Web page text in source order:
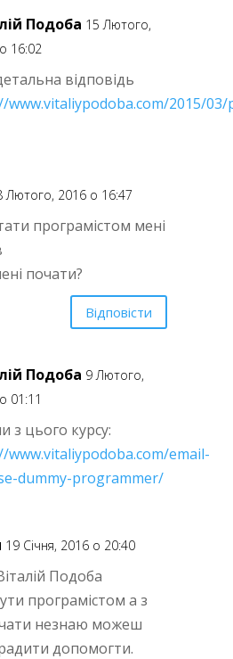
Подоба 15 Лютого,
16:02
відповідь
www.vitaliypodoba.com/2015/
Лютого, 2016 о 16:47
програмістом мені
почати?
Відповісти
Подоба 9 Лютого,
01:11
з цього курсу:
www.vitaliypodoba.com/email-
dummy-programmer/
19 Січня, 2016 о 20:40
Подоба
програмістом а з
незнаю можеш
допомогти.